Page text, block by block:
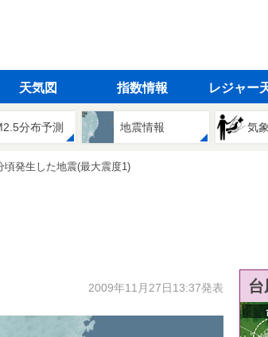
天気図 指数情報 レジャー
分布予測 地震情報 気
頃発生した地震(最大震度1)
2009年11月27日13:37発表